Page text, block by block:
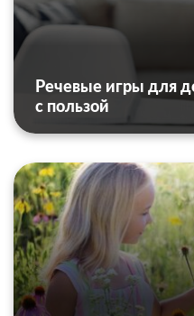
Речевые игры для
с пользой